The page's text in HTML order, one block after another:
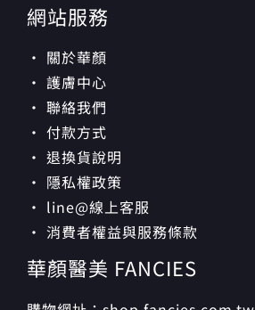
網站服務
· 關於華顏
· 護膚中心
· 聯絡我們
· 付款方式
· 退換貨說明
· 隱私權政策
· line@線上客服
· 消費者權益與服務條款
華顏醫美 FANCIES